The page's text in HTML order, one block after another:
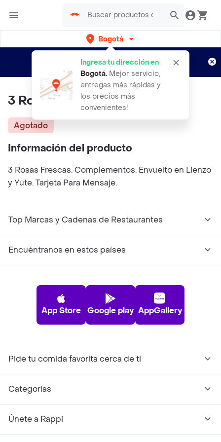
Bogotá
Ingresa tu dirección en
Bogotá. Mejor servicio,
entregas más rápidas y
los precios más
convenientes!
envíos gratis por semanas
Aplican TyC
3 Rosas Frescas
Agotado
Información del producto
3 Rosas Frescas. Complementos. Envuelto en Lienzo
y Yute. Tarjeta Para Mensaje.
Top Marcas y Cadenas de Restaurantes
Encuéntranos en estos países
App Store Google play AppGallery
Pide tu comida favorita cerca de ti
Categorías
Únete a Rappi